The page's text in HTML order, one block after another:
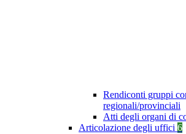
Rendiconti gruppi
regionali/provinciali
Atti degli organi di
Articolazione degli uffici 6